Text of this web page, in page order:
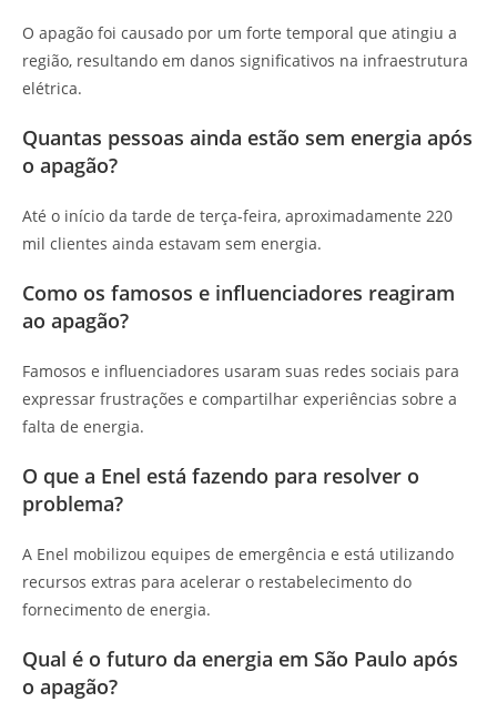
O apagão foi causado por um forte temporal que atingiu a
região, resultando em danos significativos na infraestrutura
elétrica.
Quantas pessoas ainda estão sem energia após
o apagão?
Até o início da tarde de terça-feira, aproximadamente 220
mil clientes ainda estavam sem energia.
Como os famosos e influenciadores reagiram
ao apagão?
Famosos e influenciadores usaram suas redes sociais para
expressar frustrações e compartilhar experiências sobre a
falta de energia.
O que a Enel está fazendo para resolver o
problema?
A Enel mobilizou equipes de emergência e está utilizando
recursos extras para acelerar o restabelecimento do
fornecimento de energia.
Qual é o futuro da energia em São Paulo após
o apagão?